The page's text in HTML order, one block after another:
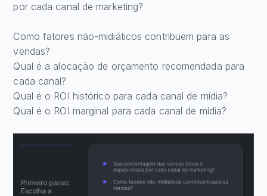
por cada canal de marketing?
Como fatores não-midiáticos contribuem para as
vendas?
Qual é a alocação de orçamento recomendada para
cada canal?
Qual é o ROI histórico para cada canal de mídia?
Qual é o ROI marginal para cada canal de mídia?